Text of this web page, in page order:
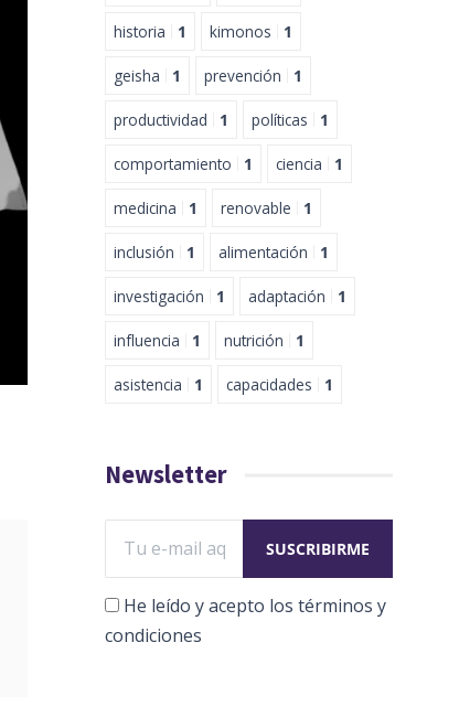
historia 1 kimonos 1
geisha 1 prevención 1
productividad 1 políticas 1
comportamiento 1 ciencia 1
medicina 1 renovable 1
inclusión 1 alimentación 1
investigación 1 adaptación 1
influencia 1 nutrición 1
asistencia 1 capacidades 1
Newsletter
He leído y acepto los términos y
condiciones